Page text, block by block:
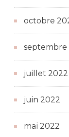
octobre
septembre
juillet 2022
juin 2022
mai 2022